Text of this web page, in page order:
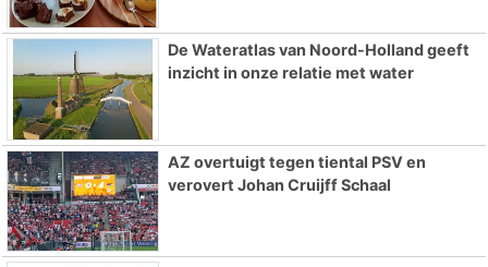
De Wateratlas van Noord-Holland geeft
inzicht in onze relatie met water
AZ overtuigt tegen tiental PSV en
verovert Johan Cruijff Schaal